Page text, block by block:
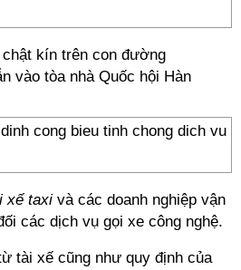
kín trên con đường
vào tòa nhà Quốc hội Hàn
xế taxi và các doanh nghiệp vận
các dịch vụ gọi xe công nghệ.
tài xế cũng như quy định của